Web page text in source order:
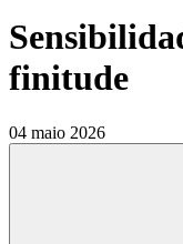
finitude
04 maio 2026